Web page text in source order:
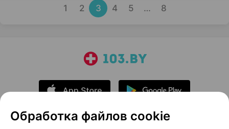
1 2 3 4 5 … 8
Обработка файлов cookie